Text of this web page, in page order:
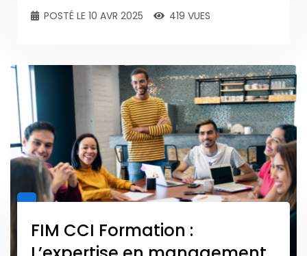
POSTÉ LE 10 AVR 2025 419 VUES
FIM CCI Formation :